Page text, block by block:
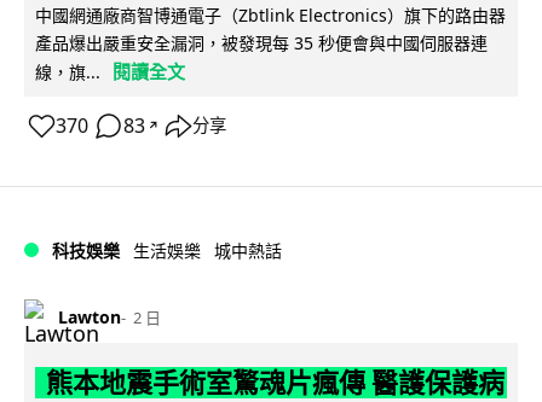
中國網通廠商智博通電子（Zbtlink Electronics）旗下的路由器
產品爆出嚴重安全漏洞，被發現每 35 秒便會與中國伺服器連
線，旗...
閱讀全文
370 83 ↗ 分享
科技娛樂 生活娛樂 城中熱話
Lawton 2 日
熊本地震手術室驚魂片瘋傳 醫護保護病